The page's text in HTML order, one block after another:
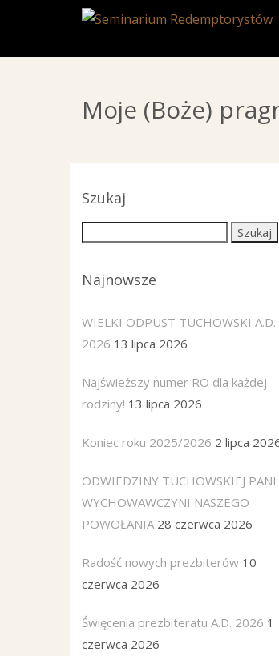
Moje (Boże)
Szukaj
Najnowsze
WIELKI ODPUST TUCHOWSKI A.D.
2026 13 lipca 2026
Najświeższy numer RO dla każdej
rodziny! 13 lipca 2026
Koniec roku 2025/2026 2 lipca
ODWIEDZINY TUCHOWSKIEJ PANI
WYCHOWAWCZYNI NASZEGO
POWOŁANIA 28 czerwca 2026
Radość nowych prezbiterów 10
czerwca 2026
Święcenia prezbiteratu A.D. 2026 1
czerwca 2026